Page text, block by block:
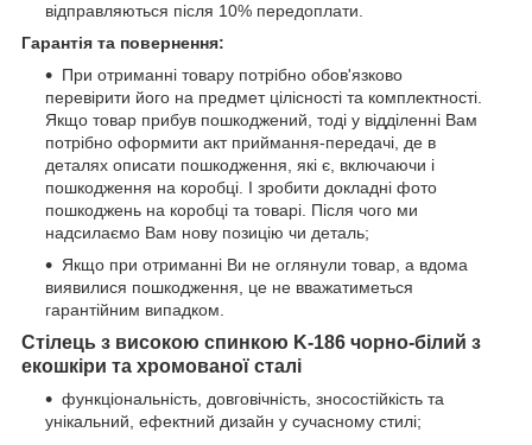
відправляються після 10% передоплати.
Гарантія та повернення:
При отриманні товару потрібно обов'язково
перевірити його на предмет цілісності та комплектності.
Якщо товар прибув пошкоджений, тоді у відділенні Вам
потрібно оформити акт приймання-передачі, де в
деталях описати пошкодження, які є, включаючи і
пошкодження на коробці. І зробити докладні фото
пошкоджень на коробці та товарі. Після чого ми
надсилаємо Вам нову позицію чи деталь;
Якщо при отриманні Ви не оглянули товар, а вдома
виявилися пошкодження, це не вважатиметься
гарантійним випадком.
Стілець з високою спинкою K-186 чорно-білий з
екошкіри та хромованої сталі
функціональність, довговічність, зносостійкість та
унікальний, ефектний дизайн у сучасному стилі;